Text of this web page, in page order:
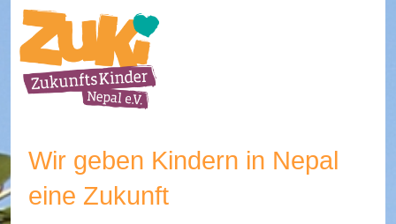
Wir geben Kindern in Nepal
eine Zukunft